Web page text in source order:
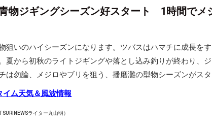
物ジギングシーズン好スタート 1時間でメ
狙いのハイシーズンになります。ツバスはハマチに成長を
夏から初秋のライトジギングや落とし込み釣りが終わり、
は勿論、メジロやブリを狙う、播磨灘の型物シーズンがスタ
ム天気＆風波情報
ライター丸山明）